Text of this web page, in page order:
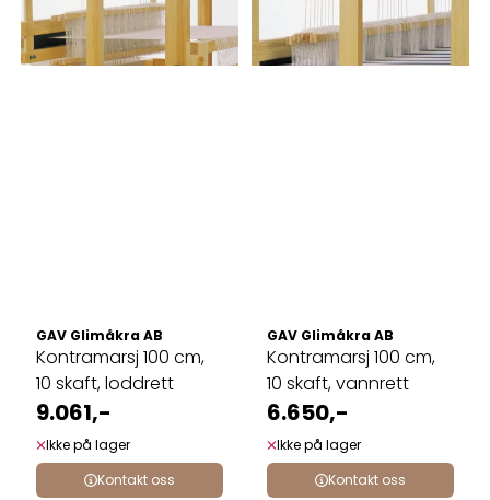
GAV Glimåkra AB
Kontramarsj 100 cm,
10 skaft, loddrett
9.061,-
Ikke på lager
Kontakt oss
GAV Glimåkra AB
Kontramarsj 100 cm,
10 skaft, vannrett
6.650,-
Ikke på lager
Kontakt oss